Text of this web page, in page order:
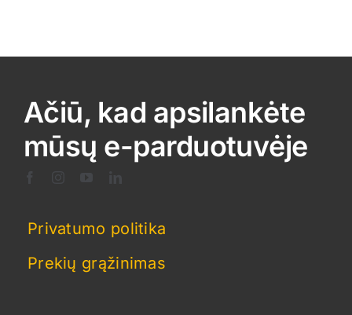
Ačiū, kad apsilankėte
mūsų e-parduotuvėje
Privatumo politika
Prekių grąžinimas